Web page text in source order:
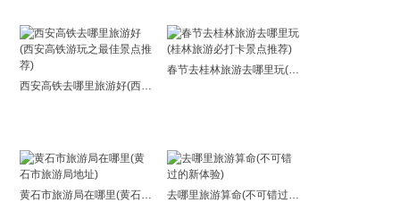
西安高铁去哪里旅游好(西安高铁游玩之最佳景点推荐)
春节去桂林旅游去哪里玩(桂林旅游必打卡景点推荐)
黄石市旅游局在哪里(黄石市旅游局地址) 去哪里旅游算命(不可错过的新体验)